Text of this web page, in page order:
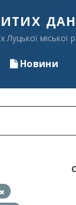
Луцької міської
Новини